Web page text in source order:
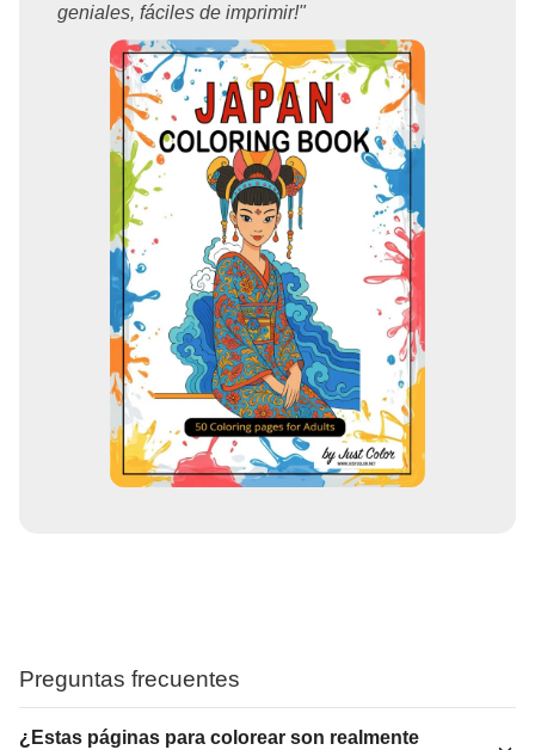
geniales, fáciles de imprimir!"
Preguntas frecuentes
¿Estas páginas para colorear son realmente